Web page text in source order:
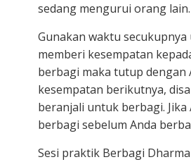
sedang mengurui orang lain.
Gunakan waktu
memberi kesempatan
berbagi maka tutup dengan
kesempatan berikutnya,
beranjali untuk berbagi.
berbagi sebelum Anda
Sesi praktik Berbagi